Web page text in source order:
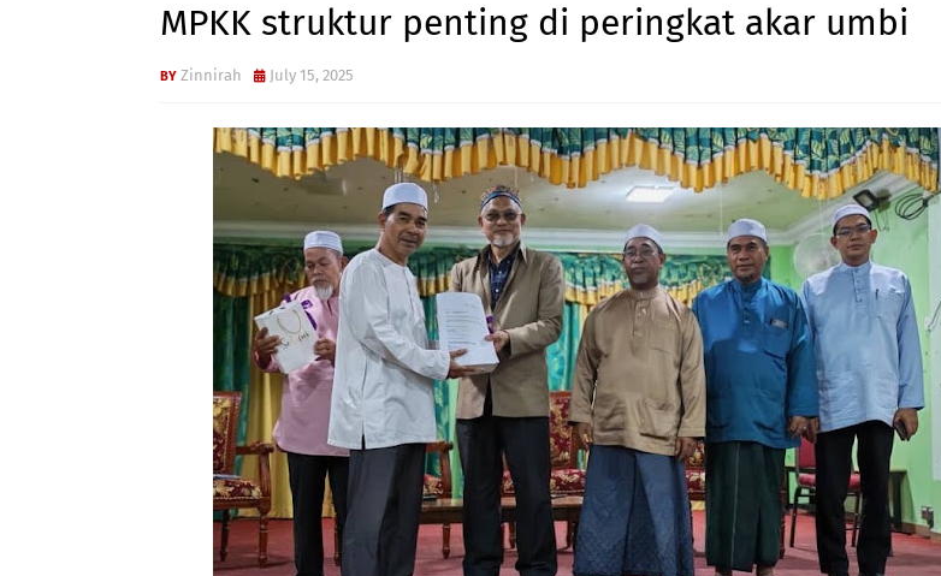
MPKK struktur penting di peringkat akar umbi
Zinnirah July 15, 2025